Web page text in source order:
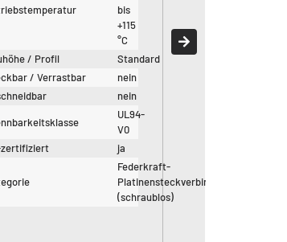
bis
+115
°C
/ Profil
Standard
/ Verrastbar
nein
nein
UL94-
V0
zertifiziert
ja
Federkraft-
Platinensteckverbinder
(schraublos)